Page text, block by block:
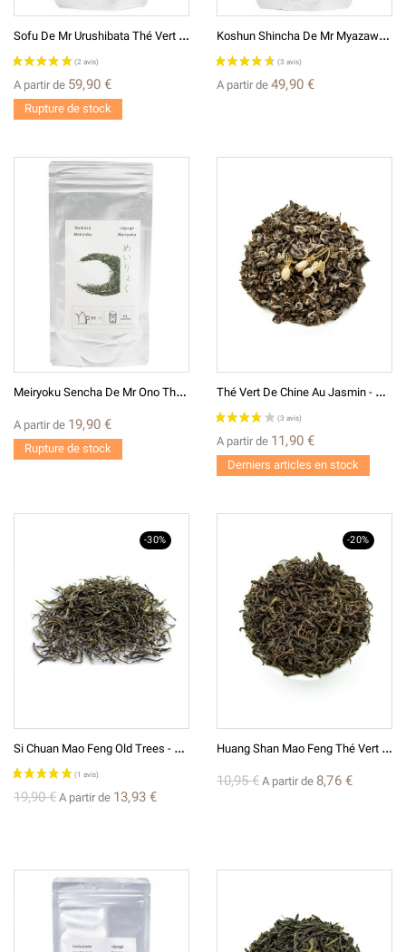
S
Ofu De Mr Urushibata Thé Vert Japonais D'exception 煎茶蒼風
A partir de 59,90 €
Rupture de stock
K
Oshun Shincha De Mr Myazawa Thé Vert Japonais
A partir de 49,90 €
M
Eiryoku Sencha De Mr Ono Thé Vert Japonais
A partir de 19,90 €
Rupture de stock
T
Hé Vert De Chine Au Jasmin - Bourgeons Des Neiges (flocons) Xueya Piaoxue - 2025
A partir de 11,90 €
Derniers articles en stock
S
I Chuan Mao Feng Old Trees - Thé Vert De Chine
19,90 €
-30%
A partir de 13,93 €
H
Uang Shan Mao Feng Thé Vert De Chine 2022
10,95 €
-20%
A partir de 8,76 €